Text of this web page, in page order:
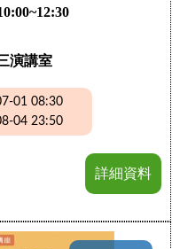
演講室
01 08:30
04 23:50
詳細資料